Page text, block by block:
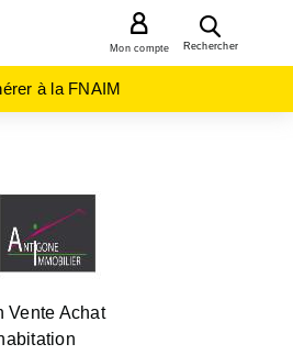
Rechercher
Mon compte
à la FNAIM
Vente Achat